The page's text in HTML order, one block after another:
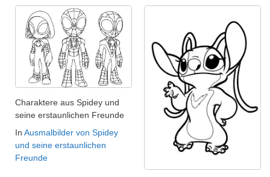
Charaktere aus Spidey und
seine erstaunlichen Freunde
In Ausmalbilder von Spidey
und seine erstaunlichen
Freunde